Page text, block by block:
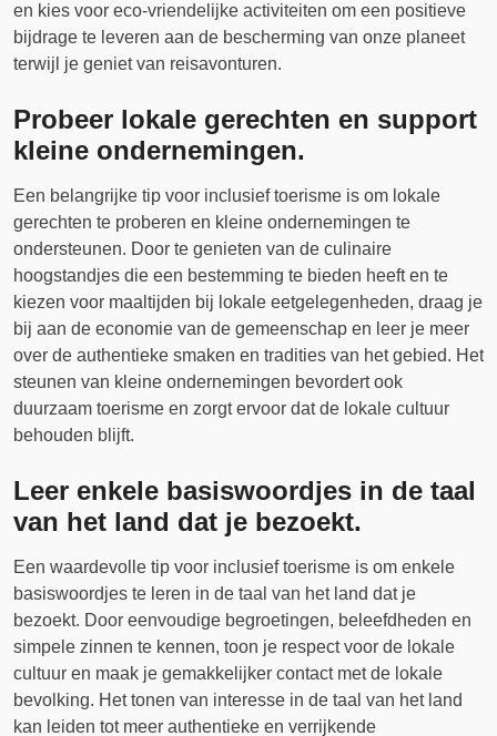
en kies voor eco-vriendelijke activiteiten om een positieve
bijdrage te leveren aan de bescherming van onze planeet
terwijl je geniet van reisavonturen.
Probeer lokale gerechten en support
kleine ondernemingen.
Een belangrijke tip voor inclusief toerisme is om lokale
gerechten te proberen en kleine ondernemingen te
ondersteunen. Door te genieten van de culinaire
hoogstandjes die een bestemming te bieden heeft en te
kiezen voor maaltijden bij lokale eetgelegenheden, draag je
bij aan de economie van de gemeenschap en leer je meer
over de authentieke smaken en tradities van het gebied. Het
steunen van kleine ondernemingen bevordert ook
duurzaam toerisme en zorgt ervoor dat de lokale cultuur
behouden blijft.
Leer enkele basiswoordjes in de taal
van het land dat je bezoekt.
Een waardevolle tip voor inclusief toerisme is om enkele
basiswoordjes te leren in de taal van het land dat je
bezoekt. Door eenvoudige begroetingen, beleefdheden en
simpele zinnen te kennen, toon je respect voor de lokale
cultuur en maak je gemakkelijker contact met de lokale
bevolking. Het tonen van interesse in de taal van het land
kan leiden tot meer authentieke en verrijkende